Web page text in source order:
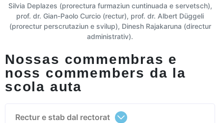
Silvia Deplazes (prorectura furmaziun cuntinuada e servetsch),
prof. dr. Gian-Paolo Curcio (rectur), prof. dr. Albert Düggeli
(prorectur perscrutaziun e svilup), Dinesh Rajakaruna (directur
administrativ).
Nossas commembras e
noss commembers da la
scola auta
Rectur e stab dal rectorat